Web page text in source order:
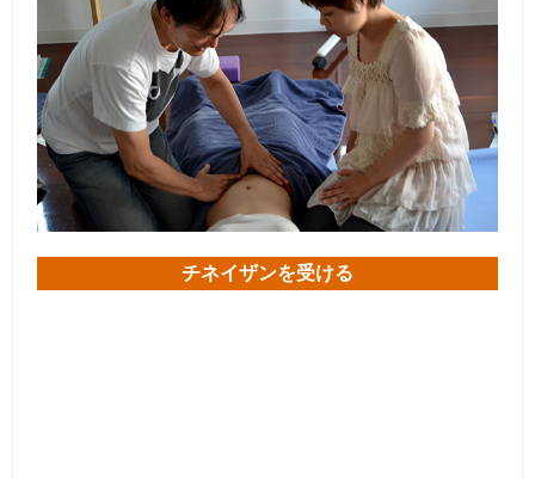
チネイザンを受ける